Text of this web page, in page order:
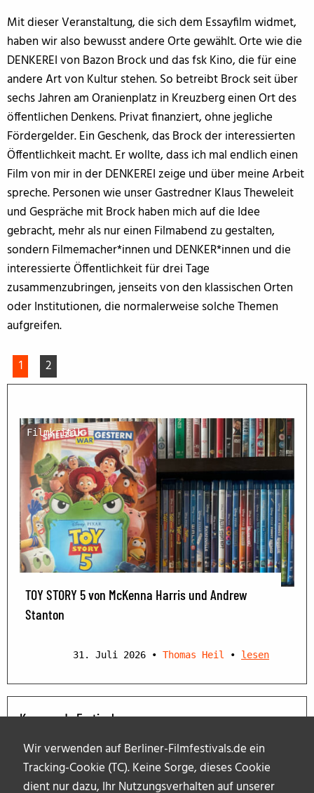
Wir verwenden auf Berliner-Filmfestivals.de ein
Tracking-Cookie (TC). Keine Sorge, dieses Cookie
dient nur dazu, Ihr Nutzungsverhalten auf unserer
Mit dieser Veranstaltung, die sich dem Essayfilm widmet,
haben wir also bewusst andere Orte gewählt. Orte wie die
DENKEREI von Bazon Brock und das fsk Kino, die für eine
andere Art von Kultur stehen. So betreibt Brock seit über
sechs Jahren am Oranienplatz in Kreuzberg einen Ort des
öffentlichen Denkens. Privat finanziert, ohne jegliche
Fördergelder. Ein Geschenk, das Brock der interessierten
Öffentlichkeit macht. Er wollte, dass ich mal endlich einen
Film von mir in der DENKEREI zeige und über meine Arbeit
spreche. Personen wie unser Gastredner Klaus Theweleit
und Gespräche mit Brock haben mich auf die Idee
gebracht, mehr als nur einen Filmabend zu gestalten,
sondern Filmemacher*innen und DENKER*innen und die
interessierte Öffentlichkeit für drei Tage
zusammenzubringen, jenseits von den klassischen Orten
oder Institutionen, die normalerweise solche Themen
aufgreifen.
1 2
Filmkritik
TOY STORY 5 von McKenna Harris und Andrew
Stanton
31. Juli 2026 • Thomas Heil • lesen
Kommende Festivals